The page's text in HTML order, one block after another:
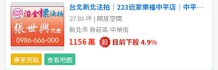
屋齡
不拘
台北新北法拍｜223近家樂福中平店｜中平國中｜邊間公寓附頂加
27.83 坪 | 開放空間
新北市 新莊區 中榮街
1156 萬 目前下殺 4.9%
專家亮點 查看地圖